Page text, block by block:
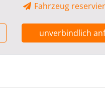
Fahrzeug
unverbindlich